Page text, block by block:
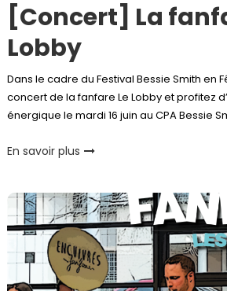
[Concert] La
Lobby
Dans le cadre du Festival Bessie Smith en
concert de la fanfare Le Lobby et profitez
énergique le mardi 16 juin au CPA Bessie
En savoir plus